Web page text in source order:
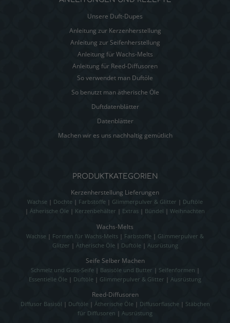
Unsere Duft-Dupes
Anleitung zur Kerzenherstellung
Anleitung zur Seifenherstellung
Anleitung für Wachs-Melts
Anleitung für Reed-Diffusoren
So verwendet man Duftöle
So benutzt man ätherische Öle
Duftdatenblätter
Datenblätter
Machen wir es uns nachhaltig gemütlich
PRODUKTKATEGORIEN
Kerzenherstellung Lieferungen
Wachse | Dochte | Farbstoffe | Glimmerpulver & Glitter | Duftöle
| Ätherische Öle | Kerzenbehälter | Extras | Bündel | Weihnachten
Wachs-Melts
Wachse | Formen für Wachs-Melts | Farbstoffe | Glimmerpulver &
Glitzer | Ätherische Öle| Duftöle| Ausrüstung
Seife Selber Machen
Schmelz und Guss-Seife| Basisöle und Butter | Seifenformen |
Essentielle Öle | Duftöle | Glimmerpulver & Glitter | Ausrüstung
Reed-Diffusoren
Diffusor Basisöl | Duftöle| Ätherische Öle| Diffusorflasche| Stäbchen
für Diffusoren | Ausrüstung